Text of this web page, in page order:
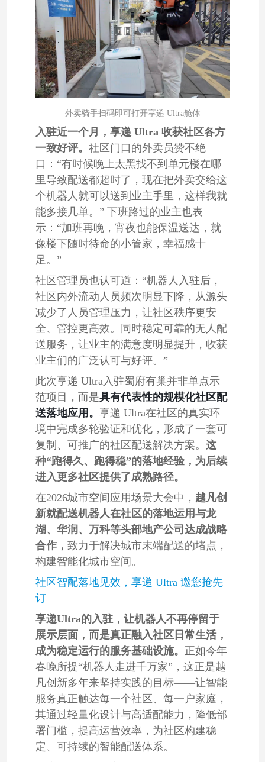
外卖骑手扫码即可打开享递 Ultra舱体
入驻近一个月，享递 Ultra 收获社区各方
一致好评。 社区门口的外卖员赞不绝
口：“有时候晚上太黑找不到单元楼在哪
里导致配送都超时了，现在把外卖交给这
个机器人就可以送到业主手里，这样我就
能多接几单。” 下班路过的业主也表
示：“加班再晚，宵夜也能保温送达，就
像楼下随时待命的小管家，幸福感十
足。”
社区管理员也认可道： “机器人入驻后，
社区内外流动人员频次明显下降，从源头
减少了人员管理压力，让社区秩序更安
全、管控更高效。同时稳定可靠的无人配
送服务，让业主的满意度明显提升，收获
业主们的广泛认可与好评。”
此次享递 Ultra入驻蜀府有巢并非单点示
范项目，而是具有代表性的规模化社区配
送落地应用。 享递 Ultra在社区的真实环
境中完成多轮验证和优化，形成了一套可
复制、可推广的社区配送解决方案。 这
种“跑得久、跑得稳”的落地经验，为后续
进入更多社区提供了成熟路径。
在2026城市空间应用场景大会中， 越凡创
新就配送机器人在社区的落地运用与龙
湖、华润、万科等头部地产公司达成战略
合作， 致力于解决城市末端配送的堵点，
构建智能化城市空间。
社区智配落地见效，享递 Ultra 邀您抢先
订
享递Ultra的入驻，让机器人不再停留于
展示层面，而是真正融入社区日常生活，
成为稳定运行的服务基础设施。 正如今年
春晚所提“机器人走进千万家”，这正是越
凡创新多年来坚持实践的目标——让智能
服务真正触达每一个社区、每一户家庭，
其通过轻量化设计与高适配能力，降低部
署门槛，提高运营效率，为社区构建稳
定、可持续的智能配送体系。